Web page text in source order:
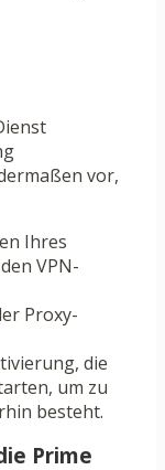
vor,
Ihres
VPN-
Proxy-
die
um zu
besteht.
Prime